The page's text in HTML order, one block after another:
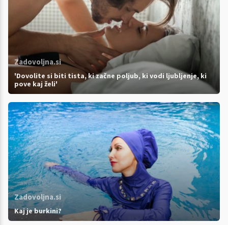
Zadovoljna.si
'Dovolite si biti tista, ki začne poljub, ki vodi ljubljenje, ki
pove kaj želi'
Zadovoljna.si
Kaj je burkini?